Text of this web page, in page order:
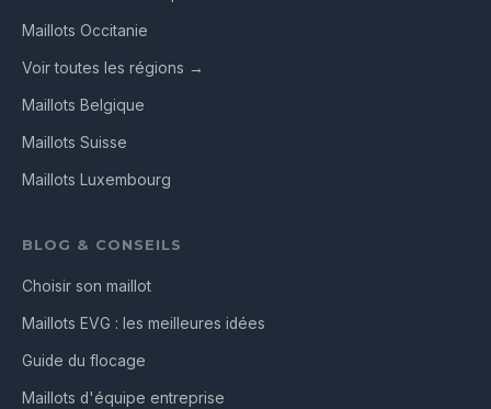
Maillots Occitanie
Voir toutes les régions →
Maillots Belgique
Maillots Suisse
Maillots Luxembourg
BLOG & CONSEILS
Choisir son maillot
Maillots EVG : les meilleures idées
Guide du flocage
Maillots d'équipe entreprise